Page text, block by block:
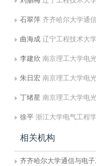
石翠萍 齐齐哈尔大学通信与电
曲海成 辽宁工程技术大
李建欣 南京理工大学电
朱日宏 南京理工大学电
丁绪星 南京理工大学电
徐平 浙江大学电气工程
相关机构
齐齐哈尔大学通信与电